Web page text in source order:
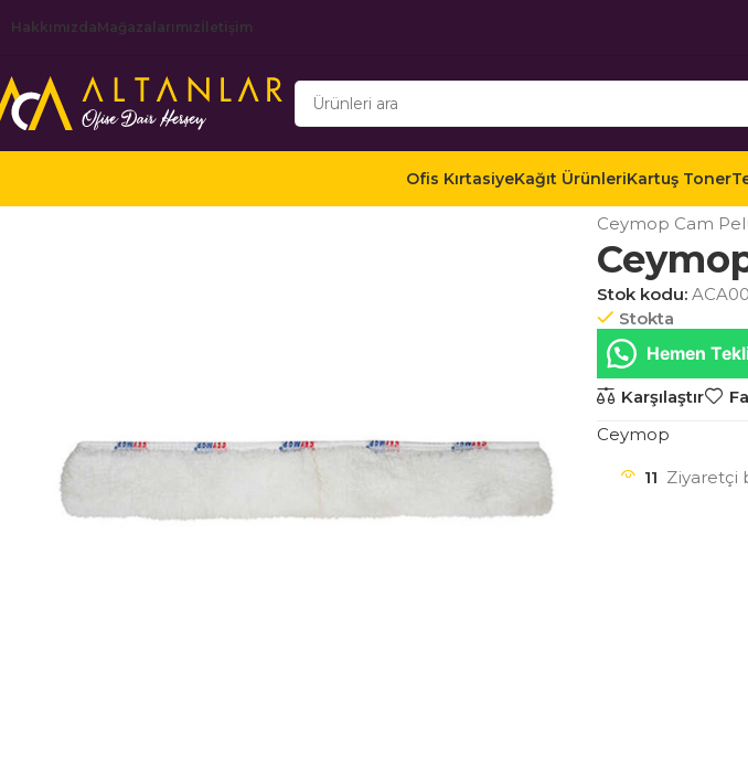
HakkımızdaMağazalarımız İletişim
Ofis KırtasiyeKağıt ÜrünleriKartuş Toner
Ceymop Cam
Stok kodu:
Stokta
Hemen
Karşılaştır
Ceymop
11 Ziyaretçi